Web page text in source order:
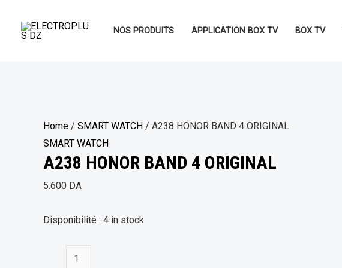
contenu
NOS PRODUITS APPLICATION BOX TV BOX TV
Home / SMART WATCH / A238 HONOR BAND 4 ORIGINAL
SMART WATCH
A238 HONOR BAND 4 ORIGINAL
5.600 DA
Disponibilité : 4 in stock
HONOR